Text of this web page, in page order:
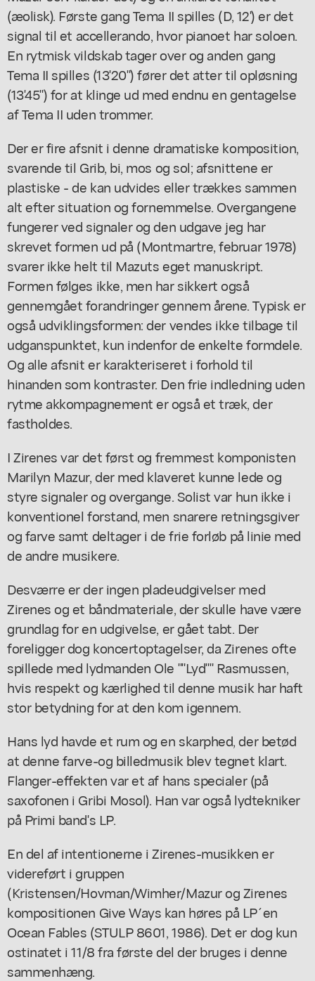
(æolisk). Første gang Tema II spilles (D, 12') er det
signal til et accellerando, hvor pianoet har soloen.
En rytmisk vildskab tager over og anden gang
Tema II spilles (13'20") fører det atter til opløsning
(13'45") for at klinge ud med endnu en gentagelse
af Tema II uden trommer.
Der er fire afsnit i denne dramatiske komposition,
svarende til Grib, bi, mos og sol; afsnittene er
plastiske - de kan udvides eller trækkes sammen
alt efter situation og fornemmelse. Overgangene
fungerer ved signaler og den udgave jeg har
skrevet formen ud på (Montmartre, februar 1978)
svarer ikke helt til Mazuts eget manuskript.
Formen følges ikke, men har sikkert også
gennemgået forandringer gennem årene. Typisk er
også udviklingsformen: der vendes ikke tilbage til
udganspunktet, kun indenfor de enkelte formdele.
Og alle afsnit er karakteriseret i forhold til
hinanden som kontraster. Den frie indledning uden
rytme akkompagnement er også et træk, der
fastholdes.
I Zirenes var det først og fremmest komponisten
Marilyn Mazur, der med klaveret kunne lede og
styre signaler og overgange. Solist var hun ikke i
konventionel forstand, men snarere retningsgiver
og farve samt deltager i de frie forløb på linie med
de andre musikere.
Desværre er der ingen pladeudgivelser med
Zirenes og et båndmateriale, der skulle have være
grundlag for en udgivelse, er gået tabt. Der
foreligger dog koncertoptagelser, da Zirenes ofte
spillede med lydmanden Ole ""Lyd"" Rasmussen,
hvis respekt og kærlighed til denne musik har haft
stor betydning for at den kom igennem.
Hans lyd havde et rum og en skarphed, der betød
at denne farve-og billedmusik blev tegnet klart.
Flanger-effekten var et af hans specialer (på
saxofonen i Gribi Mosol). Han var også lydtekniker
på Primi band's LP.
En del af intentionerne i Zirenes-musikken er
videreført i gruppen
(Kristensen/Hovman/Wimher/Mazur og Zirenes
kompositionen Give Ways kan høres på LP´en
Ocean Fables (STULP 8601, 1986). Det er dog kun
ostinatet i 11/8 fra første del der bruges i denne
sammenhæng.